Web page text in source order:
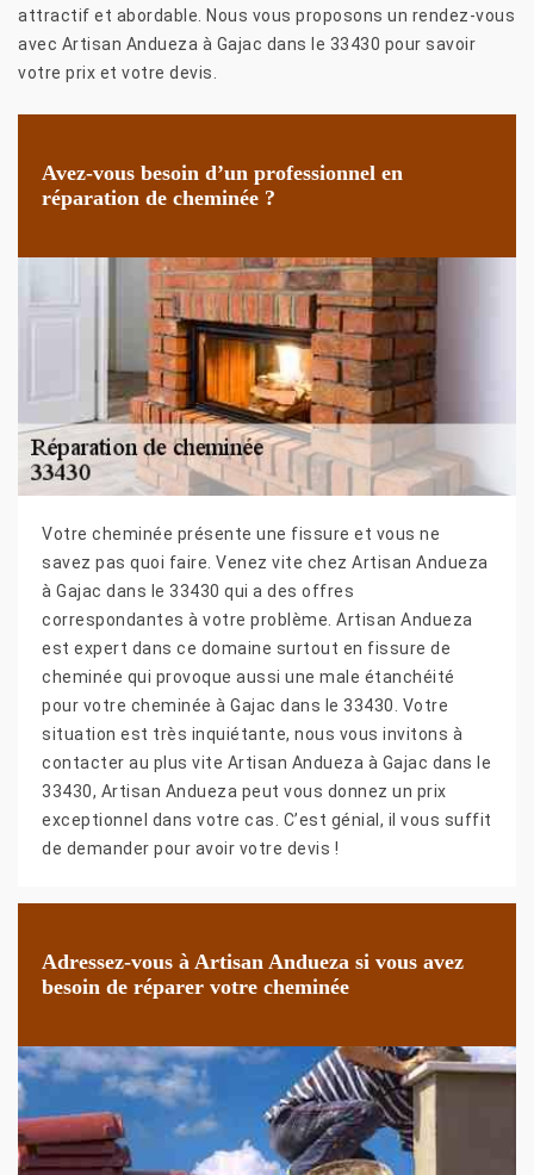
attractif et abordable. Nous vous proposons un rendez-vous
avec Artisan Andueza à Gajac dans le 33430 pour savoir
votre prix et votre devis.
Avez-vous besoin d’un professionnel en
réparation de cheminée ?
Votre cheminée présente une fissure et vous ne
savez pas quoi faire. Venez vite chez Artisan Andueza
à Gajac dans le 33430 qui a des offres
correspondantes à votre problème. Artisan Andueza
est expert dans ce domaine surtout en fissure de
cheminée qui provoque aussi une male étanchéité
pour votre cheminée à Gajac dans le 33430. Votre
situation est très inquiétante, nous vous invitons à
contacter au plus vite Artisan Andueza à Gajac dans le
33430, Artisan Andueza peut vous donnez un prix
exceptionnel dans votre cas. C’est génial, il vous suffit
de demander pour avoir votre devis !
Adressez-vous à Artisan Andueza si vous avez
besoin de réparer votre cheminée